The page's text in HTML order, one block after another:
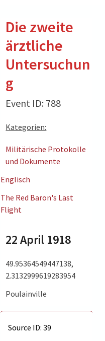
Die zweite
ärztliche
Untersuchun
g
Event ID: 788
Kategorien:
Militärische Protokolle
und Dokumente
Englisch
The Red Baron's Last
Flight
22 April 1918
49.95364549447138,
2.3132999619283954
Poulainville
Source ID: 39